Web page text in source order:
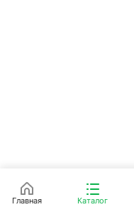
Главная Каталог